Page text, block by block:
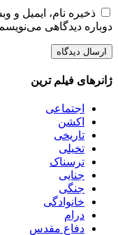
ذخیره نام، ایمیل و
دوباره دیدگاهی
ژانرهای فیلم ترین
اجتماعی
اکشن
تاریخی
تخیلی
ترسناک
جنایی
جنگی
خانوادگی
درام
دفاع مقدس